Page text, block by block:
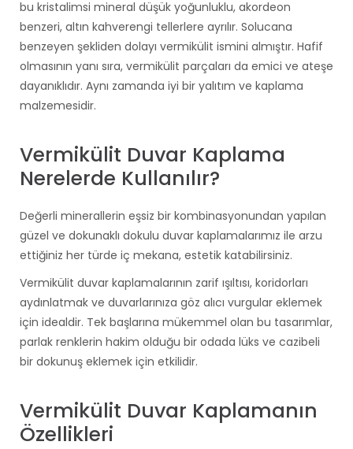
bu kristalimsi mineral düşük yoğunluklu, akordeon
benzeri, altın kahverengi tellerlere ayrılır. Solucana
benzeyen şekliden dolayı vermikülit ismini almıştır. Hafif
olmasının yanı sıra, vermikülit parçaları da emici ve ateşe
dayanıklıdır. Aynı zamanda iyi bir yalıtım ve kaplama
malzemesidir.
Vermikülit Duvar Kaplama
Nerelerde Kullanılır?
Değerli minerallerin eşsiz bir kombinasyonundan yapılan
güzel ve dokunaklı dokulu duvar kaplamalarımız ile arzu
ettiğiniz her türde iç mekana, estetik katabilirsiniz.
Vermikülit duvar kaplamalarının zarif ışıltısı, koridorları
aydınlatmak ve duvarlarınıza göz alıcı vurgular eklemek
için idealdir. Tek başlarına mükemmel olan bu tasarımlar,
parlak renklerin hakim olduğu bir odada lüks ve cazibeli
bir dokunuş eklemek için etkilidir.
Vermikülit Duvar Kaplamanın
Özellikleri